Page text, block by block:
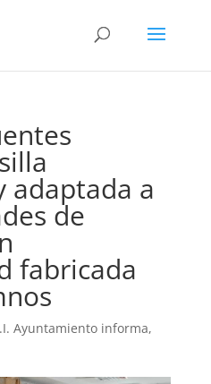
adaptada a
de
fabricada
Ayuntamiento informa,